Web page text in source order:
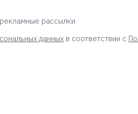
рассылки
данных в соответствии с